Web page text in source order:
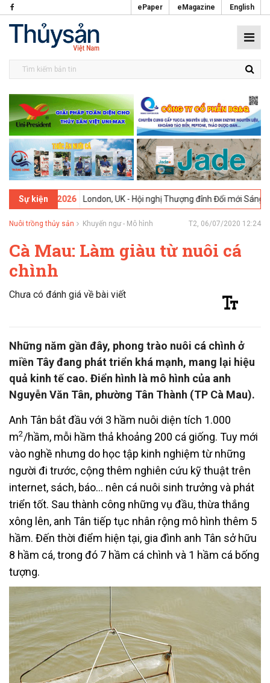
ePaper eMagazine English
Sự kiện
02-2026 London, UK - Hội nghị Thượng đỉnh Đổi mới Sáng tạo
Nuôi trồng thủy sản Khuyến ngư - Mô hình T2, 06/07/2020 12:24
Cà Mau: Làm giàu từ nuôi cá
chình
Chưa có đánh giá về bài viết
Những năm gần đây, phong trào nuôi cá chình ở
miền Tây đang phát triển khá mạnh, mang lại hiệu
quả kinh tế cao. Điển hình là mô hình của anh
Nguyễn Văn Tân, phường Tân Thành (TP Cà Mau).
Anh Tân bắt đầu với 3 hầm nuôi diện tích 1.000
m2/hầm, mỗi hầm thả khoảng 200 cá giống. Tuy mới
vào nghề nhưng do học tập kinh nghiệm từ những
người đi trước, cộng thêm nghiên cứu kỹ thuật trên
internet, sách, báo… nên cá nuôi sinh trưởng và phát
triển tốt. Sau thành công những vụ đầu, thừa thắng
xông lên, anh Tân tiếp tục nhân rộng mô hình thêm 5
hầm. Đến thời điểm hiện tại, gia đình anh Tân sở hữu
8 hầm cá, trong đó 7 hầm cá chình và 1 hầm cá bống
tượng.